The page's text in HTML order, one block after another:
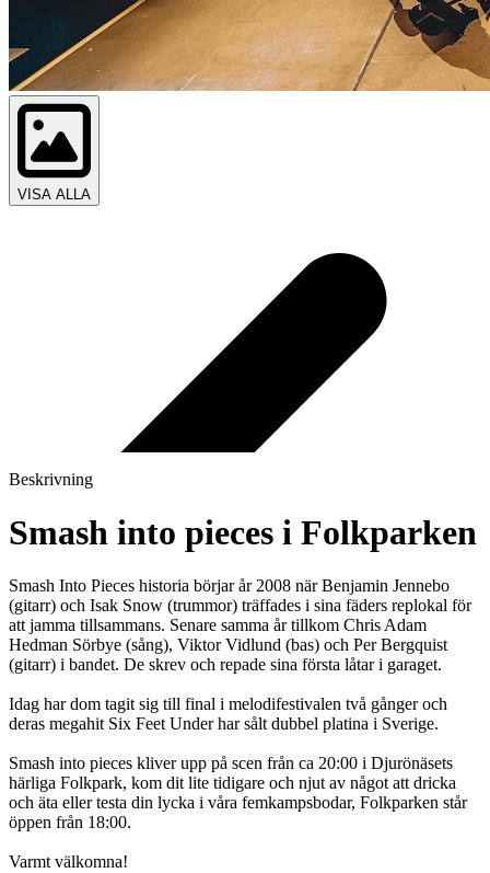
VISA ALLA
Beskrivning
Smash into pieces i Folkparken
Smash Into Pieces historia börjar år 2008 när Benjamin Jennebo
(gitarr) och Isak Snow (trummor) träffades i sina fäders replokal för
att jamma tillsammans. Senare samma år tillkom Chris Adam
Hedman Sörbye (sång), Viktor Vidlund (bas) och Per Bergquist
(gitarr) i bandet. De skrev och repade sina första låtar i garaget.
Idag har dom tagit sig till final i melodifestivalen två gånger och
deras megahit Six Feet Under har sålt dubbel platina i Sverige.
Smash into pieces kliver upp på scen från ca 20:00 i Djurönäsets
härliga Folkpark, kom dit lite tidigare och njut av något att dricka
och äta eller testa din lycka i våra femkampsbodar, Folkparken står
öppen från 18:00.
Varmt välkomna!